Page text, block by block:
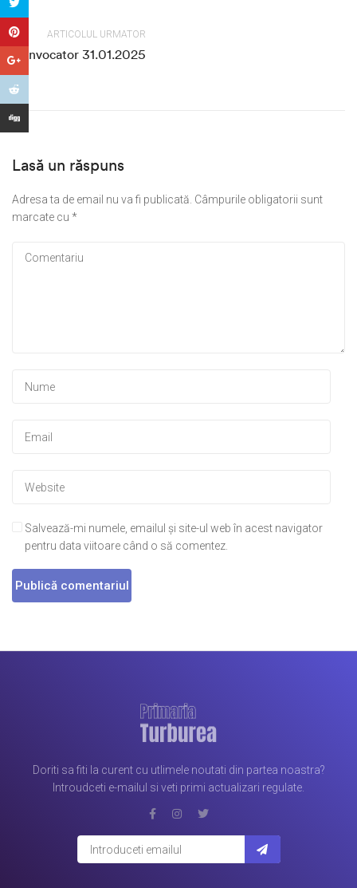
ARTICOLUL URMATOR
Convocator 31.01.2025
Lasă un răspuns
Adresa ta de email nu va fi publicată. Câmpurile obligatorii sunt
marcate cu *
Salvează-mi numele, emailul și site-ul web în acest navigator
pentru data viitoare când o să comentez.
Doriti sa fiti la curent cu utlimele noutati din partea noastra?
Introudceti e-mailul si veti primi actualizari regulate.